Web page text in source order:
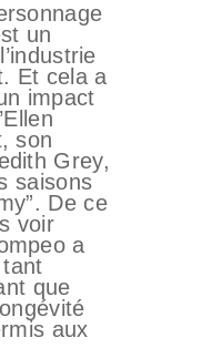
un
Et cela a
impact
son
Grey,
saisons
De ce
voir
a
que
aux